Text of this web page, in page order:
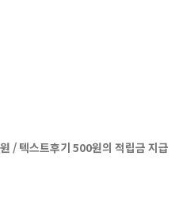
/ 텍스트후기 500원의 적립금 지급